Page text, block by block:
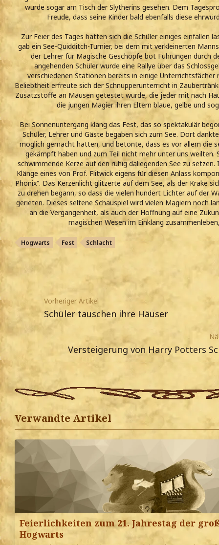
wurde sogar am Tisch der Slytherins gesehen. Dem
Freude, dass seine Kinder bald ebenfalls diese
Zur Feier des Tages hatten sich die Schüler einiges einfallen
gab ein See-Quidditch-Turnier, bei dem mit verkleinerten
der Lehrer für Magische Geschöpfe bot Führungen durch
angehenden Schüler wurde eine Rallye über das
verschiedenen Stationen bereits in einige Unterrichtsfächer
Beliebtheit erfreute sich der Schnupperunterricht in
Zusatzstoffe an Mäusen getestet wurde, die jeder mit nach
die jungen Magier ihren Eltern blaue, gelbe und
Bei Sonnenuntergang klang das Fest, das so spektakulär
Schüler, Lehrer und Gäste begaben sich zum See. Dort
möglich gemacht hatten, und betonte, dass es vor allem die
gekämpft haben und zum Teil nicht mehr unter uns weilten.
schwimmende Kerze auf den ruhig daliegenden See zu
Klänge eines von Prof. Flitwick eigens für diesen Anlass
Phönix“. Das Kerzenlicht glitzerte auf dem See, als der Krake
zu drehen begann, so dass die vielen hundert Lichter auf der
gerieten. Dieses seltene Schauspiel wird vielen Magiern noch
an die Vergangenheit, als auch der Hoffnung auf eine
magischen Wesen im Einklang
Hogwarts Fest Schlacht
Vorheriger Artikel
Schüler tauschen ihre Häuser
Versteigerung von Harry Potters
Verwandte Artikel
Feierlichkeiten zum 21. Jahrestag der
Hogwarts